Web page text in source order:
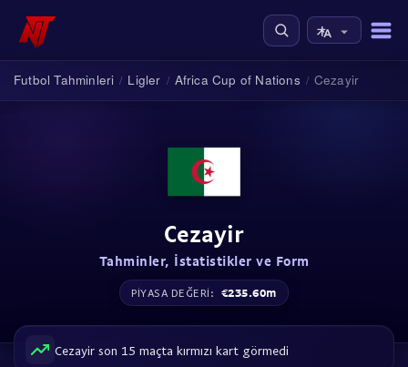
Futbol Tahminleri / Ligler / Africa Cup of Nations / Cezayir
Cezayir
Tahminler, İstatistikler ve Form
PIYASA DEĞERI: €235.60m
Cezayir son 15 maçta kırmızı kart görmedi